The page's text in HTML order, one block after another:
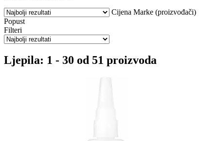
Cijena Marke (proizvođači)
Popust
Filteri
Ljepila: 1 - 30 od 51 proizvoda